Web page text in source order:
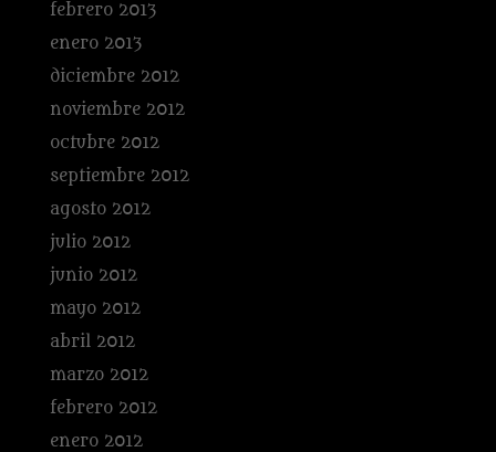
febrero 2013
enero 2013
diciembre 2012
noviembre 2012
octubre 2012
septiembre 2012
agosto 2012
julio 2012
junio 2012
mayo 2012
abril 2012
marzo 2012
febrero 2012
enero 2012